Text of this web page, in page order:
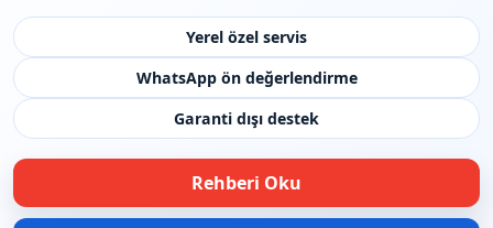
Yerel özel servis
WhatsApp ön değerlendirme
Garanti dışı destek
Rehberi Oku